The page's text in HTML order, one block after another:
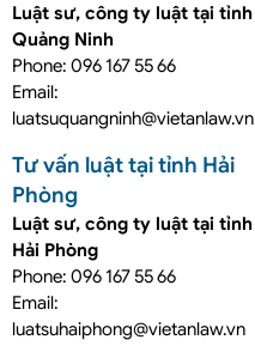
Luật sư, công ty luật tại tỉnh
Quảng Ninh
Phone: 096 167 55 66
Email:
luatsuquangninh@vietanlaw.vn
Tư vấn luật tại tỉnh Hải
Phòng
Luật sư, công ty luật tại tỉnh
Hải Phòng
Phone: 096 167 55 66
Email:
luatsuhaiphong@vietanlaw.vn